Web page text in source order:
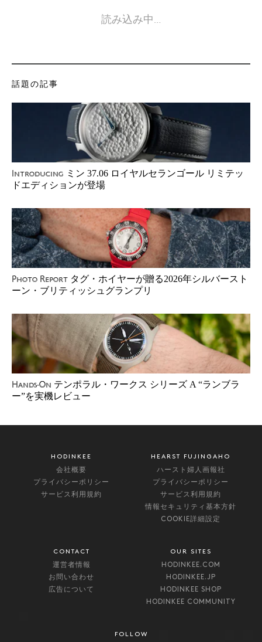
読み込み中…
話題の記事
Introducing ミン 37.06 ロイヤルセランゴール リミテッ
ドエディションが登場
Photo Report タグ・ホイヤーが贈る2026年シルバースト
ーン・ブリティッシュグランプリ
Hands-On テンポラル・ワークス シリーズ A “ランブラ
ー”を実機レビュー
HODINKEE
会社概要
プライバシーポリシー
サービス利用規約
HEARST FUJINGAHO
ハースト婦人画報社
プライバシーポリシー
サービス利用規約
情報セキュリティ基本方針
COOKIE詳細設定
CONTACT
運営者情報
お問い合わせ
広告について
OUR SITES
HODINKEE.COM
HODINKEE.JP
HODINKEE SHOP
HODINKEE COMMUNITY
FOLLOW